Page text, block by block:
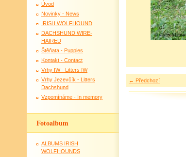
← Předchozí
Úvod
Novinky - News
IRISH WOLFHOUND
DACHSHUND WIRE-
HAIRED
Štěňata - Puppies
Kontakt - Contact
Vrhy IW - Litters IW
Vrhy Jezevčík - Litters
Dachshund
Vzpomínáme - In memory
Fotoalbum
ALBUMS IRISH
WOLFHOUNDS